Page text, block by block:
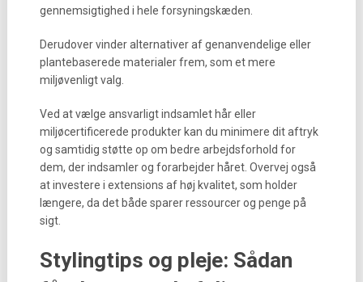
gennemsigtighed i hele forsyningskæden.
Derudover vinder alternativer af genanvendelige eller
plantebaserede materialer frem, som et mere
miljøvenligt valg.
Ved at vælge ansvarligt indsamlet hår eller
miljøcertificerede produkter kan du minimere dit aftryk
og samtidig støtte op om bedre arbejdsforhold for
dem, der indsamler og forarbejder håret. Overvej også
at investere i extensions af høj kvalitet, som holder
længere, da det både sparer ressourcer og penge på
sigt.
Stylingtips og pleje: Sådan